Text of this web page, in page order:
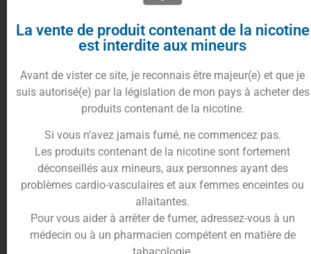
maison” (pratique duDo It Yourself), Vincent dans
vous propose des bases 20/80
Le plus de Vincent : la garantie d’une précision
métrologique, d’une haute pureté de nicotine et
lance de l’entreprise.
Base PG/VG
Pour les amateurs de DIY (Do It Yourself), Vincent
dans les Vapes propose ses bases PG/VG sans
nicotine.
La vente de produit contenant de la nicotine
est interdite aux mineurs
Avant de vister ce site, je reconnais être majeur(e) et que je
suis autorisé(e) par la législation de mon pays à acheter des
produits contenant de la nicotine.
Si vous n’avez jamais fumé, ne commencez pas.
Les produits contenant de la nicotine sont fortement
déconseillés aux mineurs, aux personnes ayant des
problèmes cardio-vasculaires et aux femmes enceintes ou
allaitantes.
Pour vous aider à arrêter de fumer, adressez-vous à un
médecin ou à un pharmacien compétent en matière de